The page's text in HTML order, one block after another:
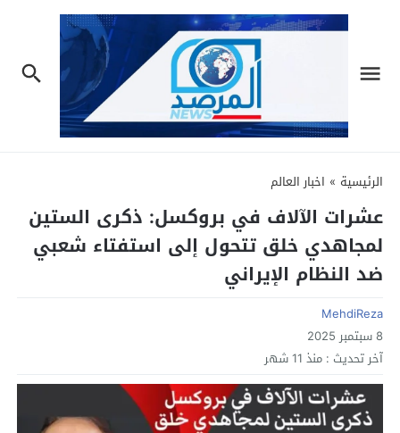
الرئيسية » اخبار العالم
عشرات الآلاف في بروكسل: ذكرى الستين
لمجاهدي خلق تتحول إلى استفتاء شعبي
ضد النظام الإيراني
MehdiReza
8 سبتمبر 2025
آخر تحديث : منذ 11 شهر